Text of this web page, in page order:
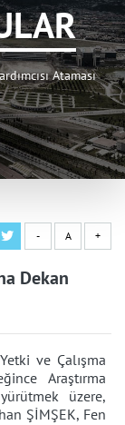
Ataması
- A +
Dekan
ve Çalışma
Araştırma
üzere,
ŞİMŞEK, Fen